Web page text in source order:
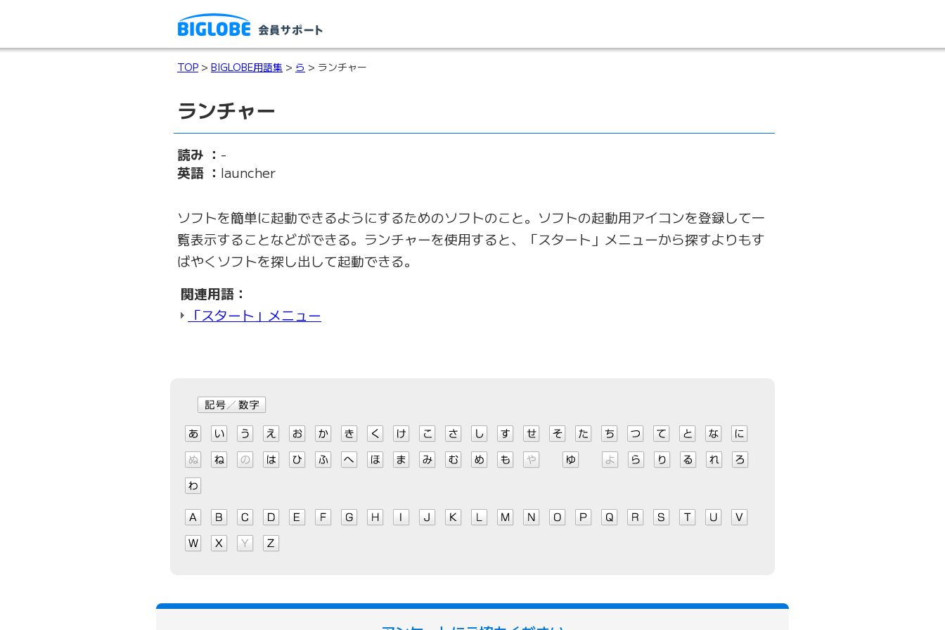
TOP > BIGLOBE用語集 > ら > ランチャー
ランチャー
読み ： -
英語 ： launcher
ソフトを簡単に起動できるようにするためのソフトのこと。ソフトの起動用アイコンを登録して一
覧表示することなどができる。ランチャーを使用すると、「スタート」メニューから探すよりもす
ばやくソフトを探し出して起動できる。
関連用語：
「スタート」メニュー